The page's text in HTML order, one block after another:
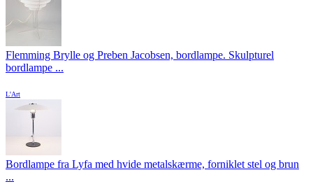
Flemming Brylle og Preben Jacobsen, bordlampe. Skulpturel
bordlampe ...
L'Art
Bordlampe fra Lyfa med hvide metalskærme, forniklet stel og brun
...